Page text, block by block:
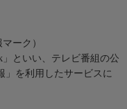
ーク）
」といい、テレビ番組の公
」を利用したサービスに